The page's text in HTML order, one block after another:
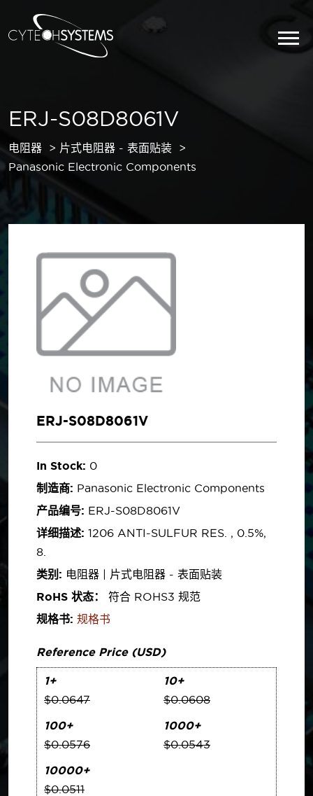
ERJ-S08D8061V
电阻器
片式电阻器 - 表面贴装
Panasonic Electronic Components
ERJ-S08D8061V
In Stock: 0
制造商: Panasonic Electronic Components
产品编号: ERJ-S08D8061V
详细描述: 1206 ANTI-SULFUR RES. , 0.5%,
8.
类别: 电阻器 | 片式电阻器 - 表面贴装
RoHS 状态：
符合 ROHS3 规范
规格书: 规格书
Reference Price (USD)
1+
$0.0647
10+
$0.0608
100+
$0.0576
1000+
$0.0543
10000+
$0.0511